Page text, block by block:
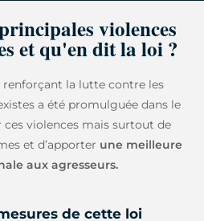
violences
et qu'en dit la loi ?
renforçant la lutte contre les
a été promulguée dans le
violences mais surtout de
et d’apporter une meilleure
aux agresseurs.
de cette loi